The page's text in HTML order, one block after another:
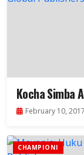
Kocha Simba
February 10, 2017
CHAMPIONI